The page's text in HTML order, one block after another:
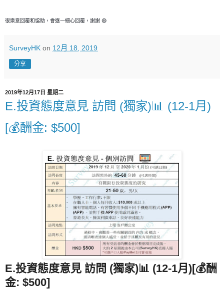
很樂意回覆和恊助，會逐一細心回覆，謝謝 😄
SurveyHK on 12月 18, 2019
分享
2019年12月17日 星期二
E.投資態度意見 訪問 (獨家)📊 (12-1月)
[💰酬金: $500]
E.投資態度意見 訪問 (獨家)📊 (12-1月)[💰酬
金: $500]